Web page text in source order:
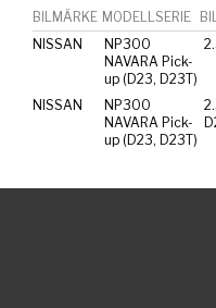
BILMÄRKE MODELLSERIE
NISSAN
NP300
NAVARA Pick-
up (D23, D23T)
NISSAN
NP300
NAVARA Pick-
up (D23, D23T)